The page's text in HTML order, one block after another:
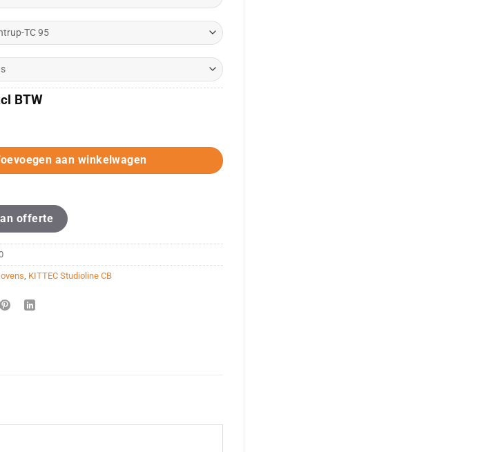
BTW
Double/Double NewGen (230V) aantal
aan winkelwagen
offerte
KITTEC Studioline CB